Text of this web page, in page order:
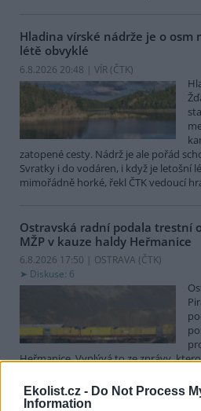
Ekolist.cz - Do Not Process
Information
Hladina vírské nádrže je o osm
létě obvyklé
6.8.2026 20:48 | VÍR (ČTK)
zatopené cesty. Nádrž je ale pořád
Svratky i do vodáren, i když je letošní
mimořádně horké, řekl ČTK vedoucí
Ostravská radní podala trestní
MŽP v kauze haldy Heřmanice
6.8.2026 17:50 | OSTRAVA (ČTK)
Diskuse: 6
Heřmanice. Vyplývá to ze zprávy,
případu České inspekci životního
Hoffmannová ČTK sdělila, že trestní